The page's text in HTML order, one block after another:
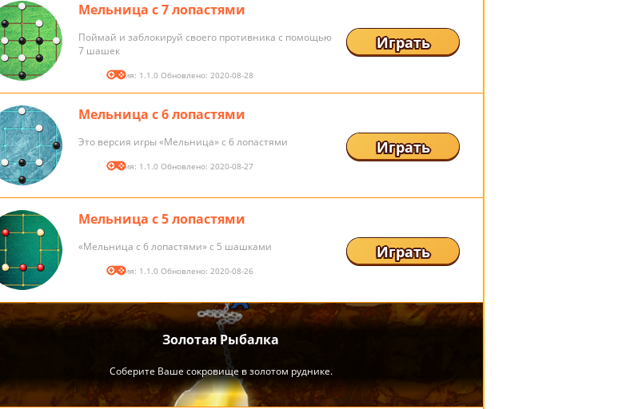
Мельница с 7 лопастями
Поймай и заблокируй своего противника с помощью
7 шашек
Версия: 1.1.0 Обновлено: 2020-08-28
Играть
Мельница с 6 лопастями
Это версия игры «Мельница» с 6 лопастями
Версия: 1.1.0 Обновлено: 2020-08-27
Играть
Мельница с 5 лопастями
«Мельница с 6 лопастями» с 5 шашками
Версия: 1.1.0 Обновлено: 2020-08-26
Играть